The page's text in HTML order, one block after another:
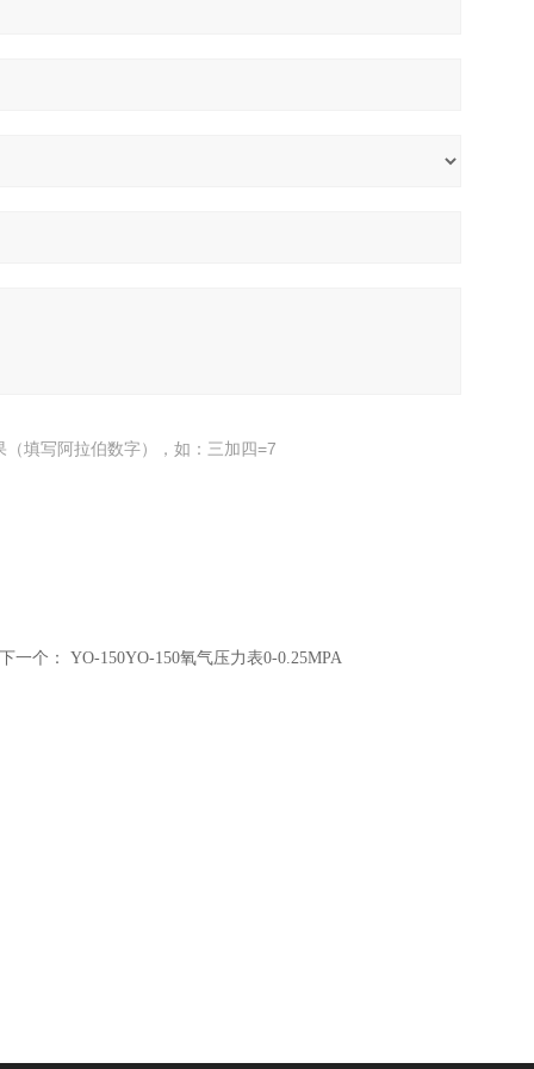
（填写阿拉伯数字），如：三加四=7
下一个： YO-150YO-150氧气压力表0-0.25MPA